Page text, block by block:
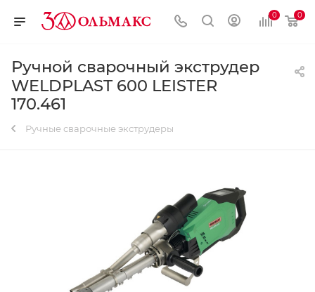
0 0
Ручной сварочный экструдер
WELDPLAST 600 LEISTER
170.461
Ручные сварочные экструдеры